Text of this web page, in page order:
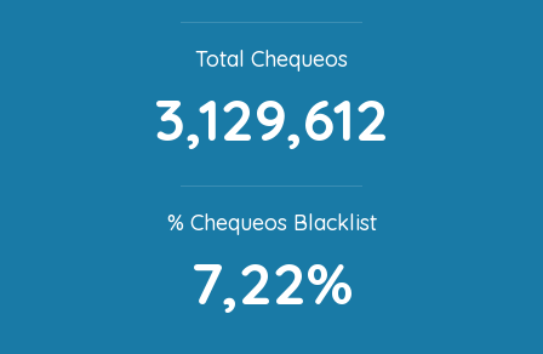
Total Chequeos
3,129,612
% Chequeos Blacklist
7,22%